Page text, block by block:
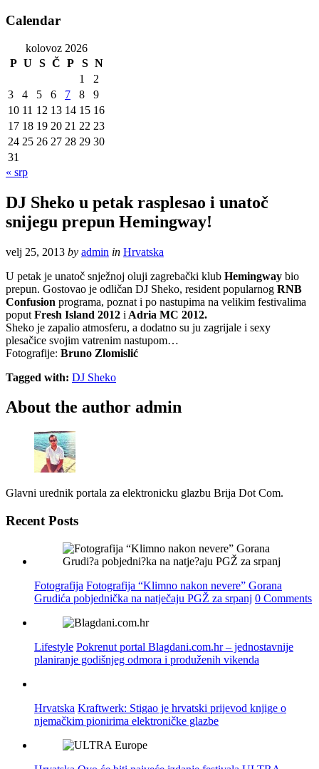
Calendar
kolovoz 2026
P U S Č P S N
1
2
3
4 5 6 7 8
9
10 11 12 13 14 15 16
17 18 19 20 21 22 23
24 25 26 27 28 29 30
31
« srp
DJ Sheko u petak rasplesao i unatoč
snijegu prepun Hemingway!
velj 25, 2013 by admin in Hrvatska
U petak je unatoč snježnoj oluji zagrebački klub Hemingway bio
prepun. Gostovao je odličan DJ Sheko, resident popularnog RNB
Confusion programa, poznat i po nastupima na velikim festivalima
poput Fresh Island 2012 i Adria MC 2012.
Sheko je zapalio atmosferu, a dodatno su ju zagrijale i sexy
plesačice svojim vatrenim nastupom…
Fotografije: Bruno Zlomislić
Tagged with: DJ Sheko
About the author admin
Glavni urednik portala za elektronicku glazbu Brija Dot Com.
Recent Posts
Fotografija Fotografija “Klimno nakon nevere” Gorana
Grudića pobjednička na natječaju PGŽ za srpanj 0 Comments
Lifestyle Pokrenut portal Blagdani.com.hr – jednostavnije
planiranje godišnjeg odmora i produženih vikenda
Hrvatska Kraftwerk: Stigao je hrvatski prijevod knjige o
njemačkim pionirima elektroničke glazbe